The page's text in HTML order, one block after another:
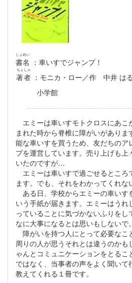
書名
しょめい
：車いすでジャンプ！
著者
ちょしゃ
：モニカ・ロー／作 中井 は
小学館
エミーは車いすモトクロスにあこ
まれた時から脊椎に障がいがあり
能な車いすを買うため、友だちのア
プを運営しています。売り上げも
いたのですが…
エミーは車いすで過ごせるところ
ます。でも、それをわかってくれな
ある日、学校からエミーの車いす
いう手紙が届きます。エミーはう
っていることに気づかないふりを
なに大事になるとは思いもしないで。
障がいを持つ人にとって必要なこ
周りの人が思うそれとは違うのか
ゃんとコミュニケーションをとる
ではなく、当事者の声をよく聞いて
教えてくれる１冊です。